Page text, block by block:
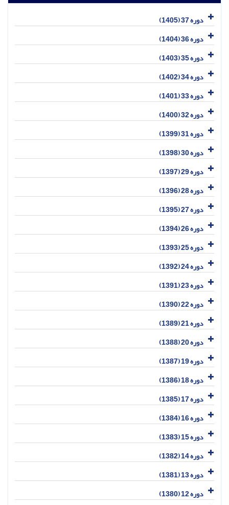
دوره 37 (1405)
دوره 36 (1404)
دوره 35 (1403)
دوره 34 (1402)
دوره 33 (1401)
دوره 32 (1400)
دوره 31 (1399)
دوره 30 (1398)
دوره 29 (1397)
دوره 28 (1396)
دوره 27 (1395)
دوره 26 (1394)
دوره 25 (1393)
دوره 24 (1392)
دوره 23 (1391)
دوره 22 (1390)
دوره 21 (1389)
دوره 20 (1388)
دوره 19 (1387)
دوره 18 (1386)
دوره 17 (1385)
دوره 16 (1384)
دوره 15 (1383)
دوره 14 (1382)
دوره 13 (1381)
دوره 12 (1380)